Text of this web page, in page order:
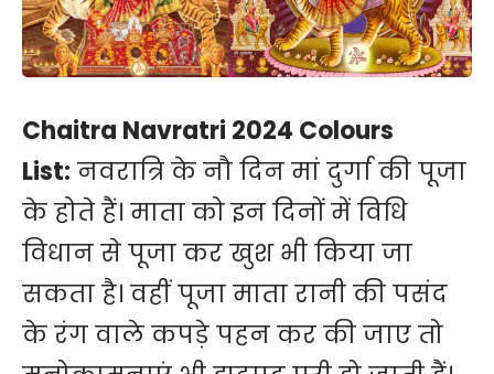
Chaitra Navratri 2024 Colours
List: नवरात्रि के नौ दिन मां दुर्गा की पूजा
के होते हैं। माता को इन दिनों में विधि
विधान से पूजा कर खुश भी किया जा
सकता है। वहीं पूजा माता रानी की पसंद
के रंग वाले कपड़े पहन कर की जाए तो